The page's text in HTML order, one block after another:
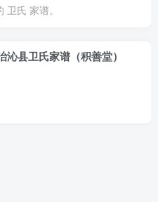
氏 家谱。
沁县卫氏家谱（积善堂）